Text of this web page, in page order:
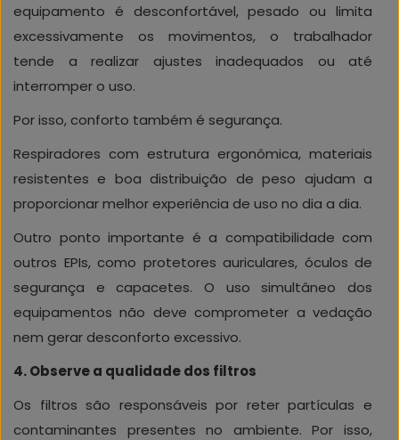
equipamento é desconfortável, pesado ou limita
excessivamente os movimentos, o trabalhador
tende a realizar ajustes inadequados ou até
interromper o uso.
Por isso, conforto também é segurança.
Respiradores com estrutura ergonômica, materiais
resistentes e boa distribuição de peso ajudam a
proporcionar melhor experiência de uso no dia a dia.
Outro ponto importante é a compatibilidade com
outros EPIs, como protetores auriculares, óculos de
segurança e capacetes. O uso simultâneo dos
equipamentos não deve comprometer a vedação
nem gerar desconforto excessivo.
4. Observe a qualidade dos filtros
Os filtros são responsáveis por reter partículas e
contaminantes presentes no ambiente. Por isso,